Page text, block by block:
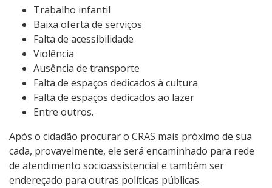
Trabalho infantil
Baixa oferta de serviços
Falta de acessibilidade
Violência
Ausência de transporte
Falta de espaços dedicados à cultura
Falta de espaços dedicados ao lazer
Entre outros.
Após o cidadão procurar o CRAS mais próximo de sua
cada, provavelmente, ele será encaminhado para rede
de atendimento socioassistencial e também ser
endereçado para outras políticas públicas.